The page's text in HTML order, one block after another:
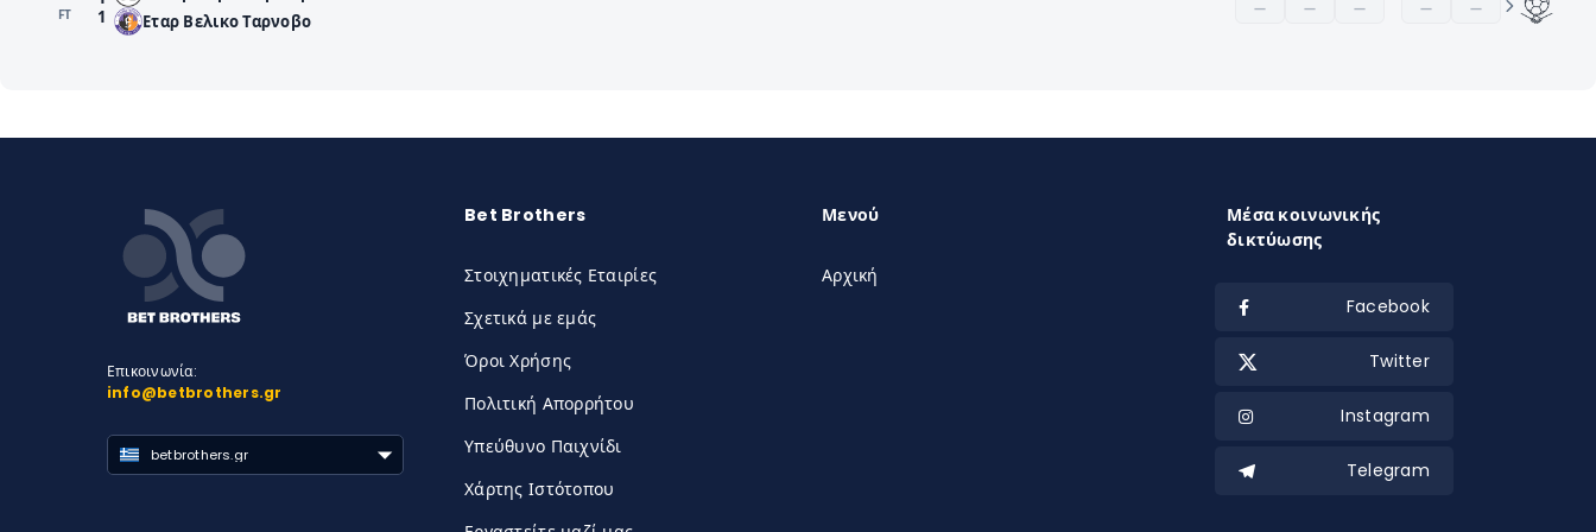
FΤ
1
Εταρ Βελικο Ταρνοβο
— — — — —
Επικοινωνία:
info@betbrothers.gr
betbrothers.gr
Bet Brothers
Στοιχηματικές Εταιρίες
Σχετικά με εμάς
Όροι Χρήσης
Πολιτική Απορρήτου
Υπεύθυνο Παιχνίδι
Χάρτης Ιστότοπου
Μενού
Αρχική
Μέσα κοινωνικής
δικτύωσης
Facebook
Twitter
Instagram
Telegram